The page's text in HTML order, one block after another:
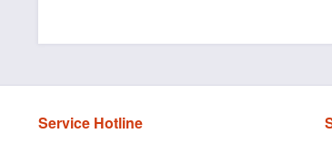
Service Hotline